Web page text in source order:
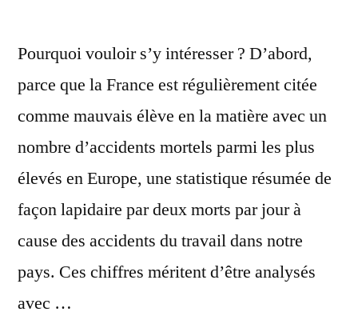
Pourquoi vouloir s’y intéresser ? D’abord,
parce que la France est régulièrement citée
comme mauvais élève en la matière avec un
nombre d’accidents mortels parmi les plus
élevés en Europe, une statistique résumée de
façon lapidaire par deux morts par jour à
cause des accidents du travail dans notre
pays. Ces chiffres méritent d’être analysés
avec …